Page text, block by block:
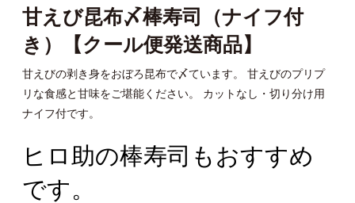
甘えび昆布〆棒寿司（ナイフ付
き）【クール便発送商品】
甘えびの剥き身をおぼろ昆布で〆ています。 甘えびのプリプ
リな食感と甘味をご堪能ください。 カットなし・切り分け用
ナイフ付です。
ヒロ助の棒寿司もおすすめ
です。